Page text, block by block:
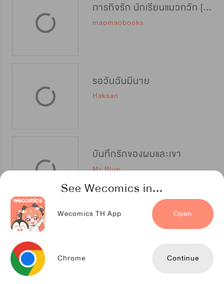
See Wecomics in...
Wecomics TH App Open
Chrome Continue
ภารกิจรัก นักเรียนแมวกวัก [招财特优生]
maomaobooks
รอวันฉันมีนาย
Haksan
บันทึกรักของผมและเขา
Mr.Blue
วัยเรียน วัยรักของผม